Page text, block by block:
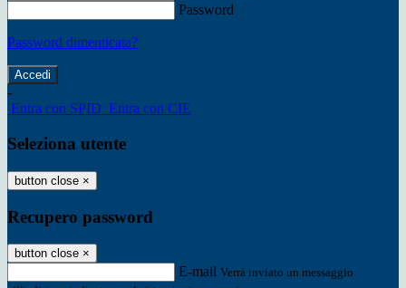
Password
Password dimenticata?
-
Entra con SPID Entra con CIE
Seleziona utente
button close ×
Recupero password
button close ×
E-mail Verrà inviato un messaggio